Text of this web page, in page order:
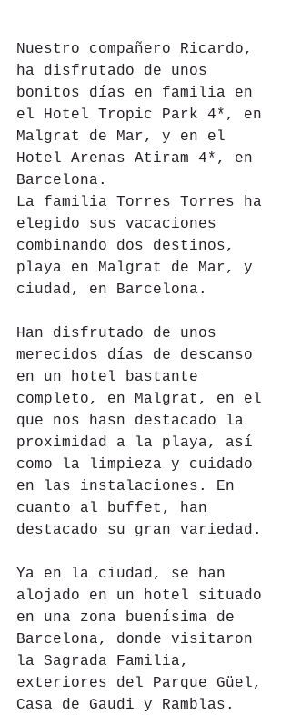
Nuestro compañero Ricardo,
ha disfrutado de unos
bonitos días en familia en
el Hotel Tropic Park 4*, en
Malgrat de Mar, y en el
Hotel Arenas Atiram 4*, en
Barcelona.
La familia Torres Torres ha
elegido sus vacaciones
combinando dos destinos,
playa en Malgrat de Mar, y
ciudad, en Barcelona.
Han disfrutado de unos
merecidos días de descanso
en un hotel bastante
completo, en Malgrat, en el
que nos hasn destacado la
proximidad a la playa, así
como la limpieza y cuidado
en las instalaciones. En
cuanto al buffet, han
destacado su gran variedad.
Ya en la ciudad, se han
alojado en un hotel situado
en una zona buenísima de
Barcelona, donde visitaron
la Sagrada Familia,
exteriores del Parque Güel,
Casa de Gaudi y Ramblas.